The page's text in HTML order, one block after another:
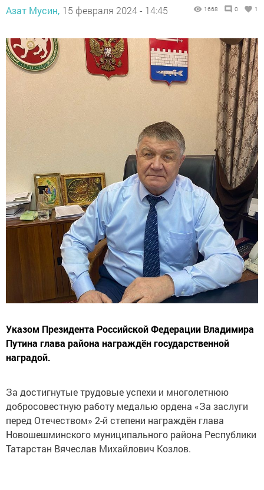
Азат Мусин, 15 февраля 2024 - 14:45 1668 0 1
Указом Президента Российской Федерации Владимира
Путина глава района награждён государственной
наградой.
За достигнутые трудовые успехи и многолетнюю
добросовестную работу медалью ордена «За заслуги
перед Отечеством» 2-й степени награждён глава
Новошешминского муниципального района Республики
Татарстан Вячеслав Михайлович Козлов.